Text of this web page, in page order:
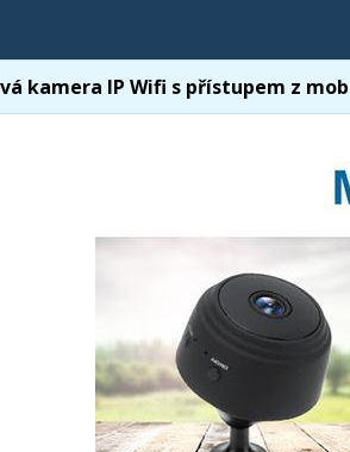
kamera IP Wifi s přístupem z